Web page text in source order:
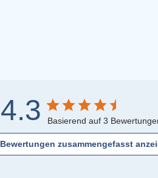
4.3 Basierend auf 3
Bewertungen zusammengefasst